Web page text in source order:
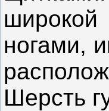
ногами,
Шерсть